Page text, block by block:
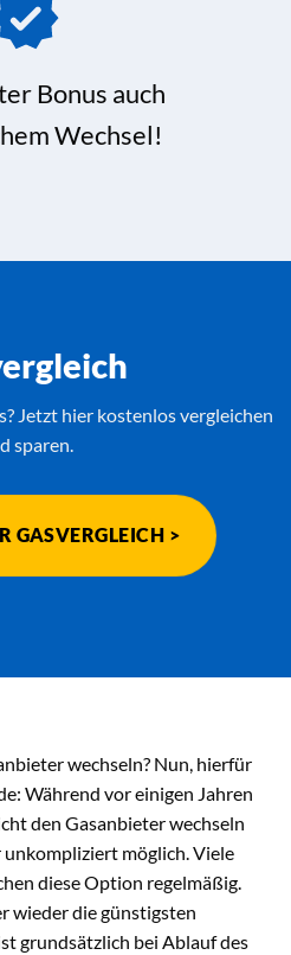
Bonus auch
Wechsel!
Jetzt hier kostenlos vergleichen
sparen.
GASVERGLEICH >
wechseln? Nun, hierfür
Während vor einigen Jahren
den Gasanbieter wechseln
möglich. Viele
diese Option regelmäßig.
wieder die günstigsten
grundsätzlich bei Ablauf des